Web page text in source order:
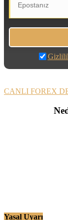
CANLI FOREX
Yasal Uyarı